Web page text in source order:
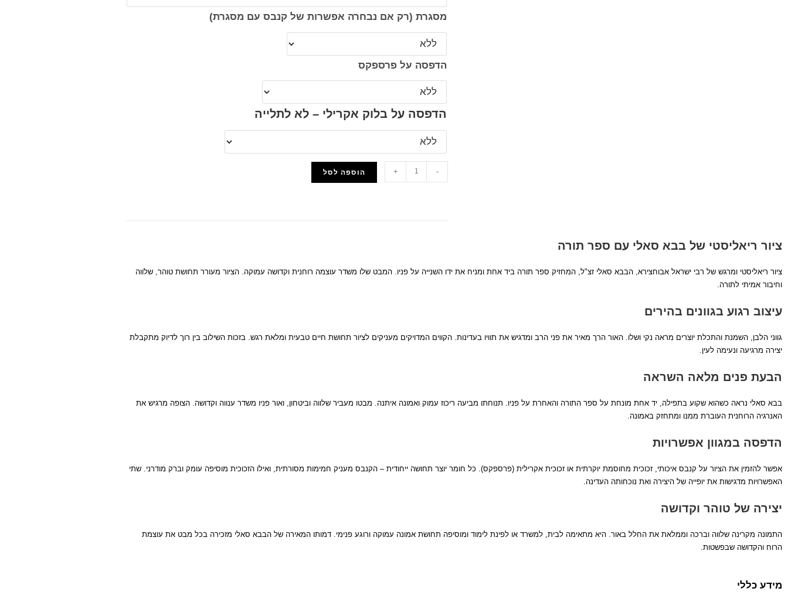
מסגרת (רק אם נבחרה אפשרות של קנבס עם מסגרת)
הדפסה על פרספקס
הדפסה על בלוק אקרילי – לא לתלייה
-
+ הוספה לסל
ציור ריאליסטי של בבא סאלי עם ספר תורה
ציור ריאליסטי ומרגש של רבי ישראל אבוחצירא, הבבא סאלי זצ"ל, המחזיק ספר תורה ביד אחת ומניח את ידו השנייה על פניו. המבט שלו משדר עוצמה רוחנית וקדושה עמוקה. הציור מעורר תחושת טוהר, שלווה
וחיבור אמיתי לתורה.
עיצוב רגוע בגוונים בהירים
גווני הלבן, השמנת והתכלת יוצרים מראה נקי ושלו. האור הרך מאיר את פני הרב ומדגיש את תוויו בעדינות. הקווים המדויקים מעניקים לציור תחושת חיים טבעית ומלאת רגש. בזכות השילוב בין רוך לדיוק מתקבלת
יצירה מרגיעה ונעימה לעין.
הבעת פנים מלאה השראה
בבא סאלי נראה כשהוא שקוע בתפילה, יד אחת מונחת על ספר התורה והאחרת על פניו. תנוחתו מביעה ריכוז עמוק ואמונה איתנה. מבטו מעביר שלווה וביטחון, ואור פניו משדר ענווה וקדושה. הצופה מרגיש את
האנרגיה הרוחנית העוברת ממנו ומתחזק באמונה.
הדפסה במגוון אפשרויות
אפשר להזמין את הציור על קנבס איכותי, זכוכית מחוסמת יוקרתית או זכוכית אקרילית (פרספקס). כל חומר יוצר תחושה ייחודית – הקנבס מעניק חמימות מסורתית, ואילו הזכוכית מוסיפה עומק וברק מודרני. שתי
האפשרויות מדגישות את יופייה של היצירה ואת נוכחותה העדינה.
יצירה של טוהר וקדושה
התמונה מקרינה שלווה וברכה וממלאת את החלל באור. היא מתאימה לבית, למשרד או לפינת לימוד ומוסיפה תחושת אמונה עמוקה ורוגע פנימי. דמותו המאירה של הבבא סאלי מזכירה בכל מבט את עוצמת
הרוח והקדושה שבפשטות.
מידע כללי